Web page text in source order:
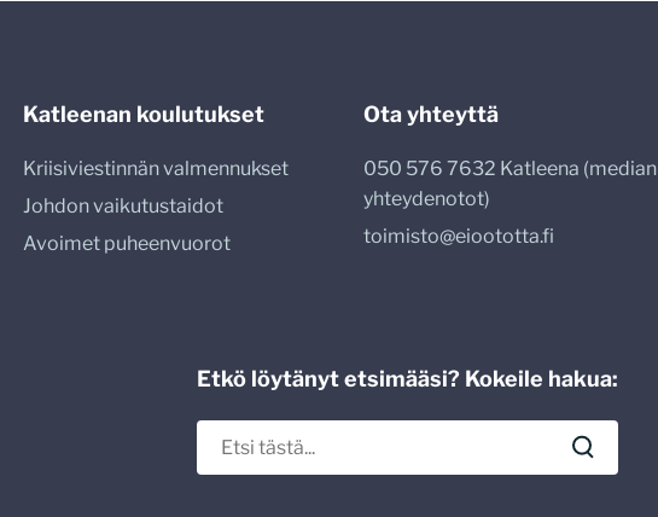
Katleenan koulutukset
Kriisiviestinnän valmennukset
Johdon vaikutustaidot
Avoimet puheenvuorot
Ota yhteyttä
050 576 7632 Katleena (median
yhteydenotot)
toimisto@eioototta.fi
Etkö löytänyt etsimääsi? Kokeile hakua: